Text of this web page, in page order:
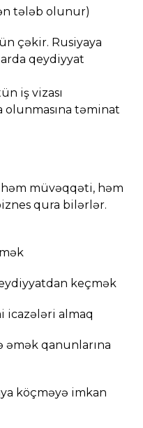
tələb olunur)
çəkir. Rusiyaya
qeydiyyat
iş vizası
olunmasına təminat
müvəqqəti, həm
qura bilərlər.
keçmək
icazələri almaq
əmək qanunlarına
köçməyə imkan